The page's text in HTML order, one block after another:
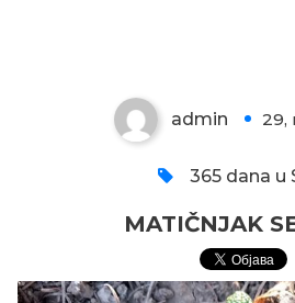
admin 29,
365 dana u
MATIČNJAK